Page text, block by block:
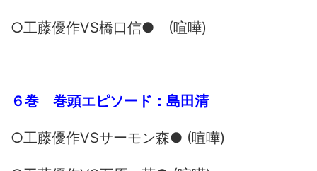
○工藤優作VS橋口信● (喧嘩)
６巻 巻頭エピソード：島田清
○工藤優作VSサーモン森● (喧嘩)